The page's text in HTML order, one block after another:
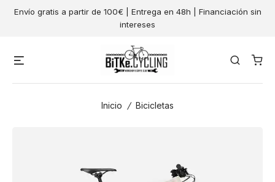
SkipEnvío gratis a partir de 100€ | Entrega en 48h | Financiación sin
intereses
Search
Inicio / Bicicletas